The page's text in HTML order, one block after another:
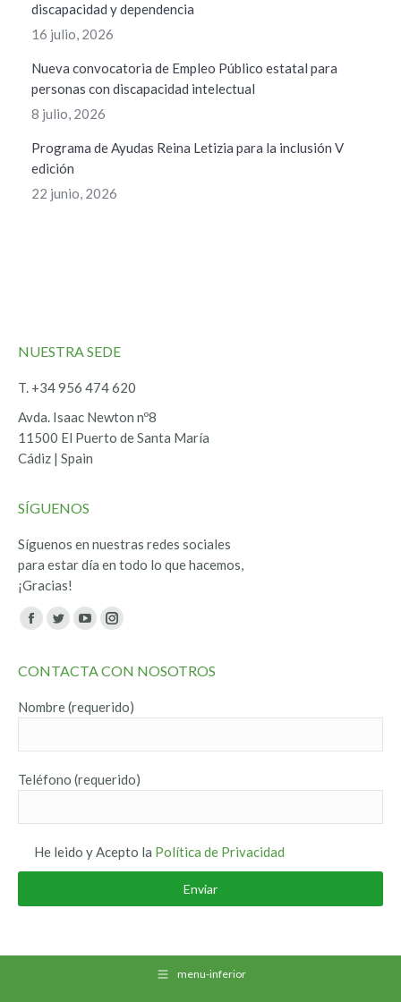
discapacidad y dependencia
16 julio, 2026
Nueva convocatoria de Empleo Público estatal para
personas con discapacidad intelectual
8 julio, 2026
Programa de Ayudas Reina Letizia para la inclusión V
edición
22 junio, 2026
NUESTRA SEDE
T. +34 956 474 620
Avda. Isaac Newton nº8
11500 El Puerto de Santa María
Cádiz | Spain
SÍGUENOS
Síguenos en nuestras redes sociales
para estar día en todo lo que hacemos,
¡Gracias!
Encuéntranos en:
Facebook
opens
new
Twitter
opens
new
YouTube
opens
new
Instagram
opens
new
CONTACTA CON NOSOTROS
Nombre (requerido)
Teléfono (requerido)
He leido y Acepto la Política de Privacidad
menu-inferior